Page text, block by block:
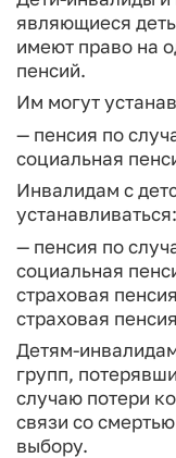
являющиеся
имеют право на
пенсий.
Им могут
— пенсия по
социальная
Инвалидам с
устанавливаться:
— пенсия по
социальная
страховая
страховая
Детям-
групп,
случаю потери
связи со
выбору.